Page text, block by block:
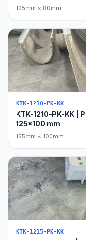
125mm × 80mm
KTK-1210-PK-KK
KTK-1210-PK-KK |
125x100 mm
125mm × 100mm
KTK-1215-PK-KK